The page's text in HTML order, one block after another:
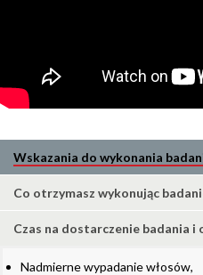
Wskazania do wykonania
Co otrzymasz wykonując
Czas na dostarczenie badania i
Nadmierne wypadanie włosów,